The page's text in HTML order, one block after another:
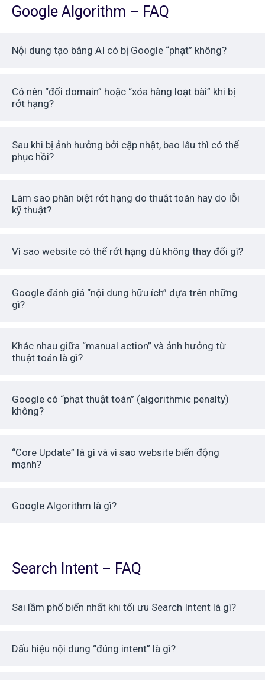
Google Algorithm – FAQ
Nội dung tạo bằng AI có bị Google “phạt” không?
Có nên “đổi domain” hoặc “xóa hàng loạt bài” khi bị
rớt hạng?
Sau khi bị ảnh hưởng bởi cập nhật, bao lâu thì có thể
phục hồi?
Làm sao phân biệt rớt hạng do thuật toán hay do lỗi
kỹ thuật?
Vì sao website có thể rớt hạng dù không thay đổi gì?
Google đánh giá “nội dung hữu ích” dựa trên những
gì?
Khác nhau giữa “manual action” và ảnh hưởng từ
thuật toán là gì?
Google có “phạt thuật toán” (algorithmic penalty)
không?
“Core Update” là gì và vì sao website biến động
mạnh?
Google Algorithm là gì?
Search Intent – FAQ
Sai lầm phổ biến nhất khi tối ưu Search Intent là gì?
Dấu hiệu nội dung “đúng intent” là gì?